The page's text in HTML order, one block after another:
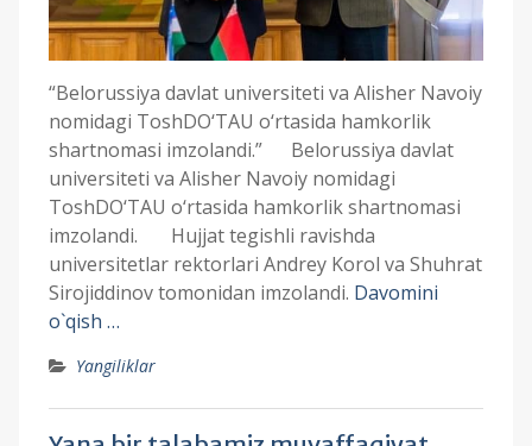
“Belorussiya davlat universiteti va Alisher Navoiy
nomidagi ToshDO‘TAU o‘rtasida hamkorlik
shartnomasi imzolandi.” Belorussiya davlat
universiteti va Alisher Navoiy nomidagi
ToshDO‘TAU o‘rtasida hamkorlik shartnomasi
imzolandi. Hujjat tegishli ravishda
universitetlar rektorlari Andrey Korol va Shuhrat
Sirojiddinov tomonidan imzolandi. Davomini
o`qish …
Yangiliklar